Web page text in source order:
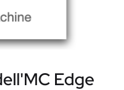
Edge